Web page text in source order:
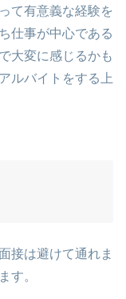
て有意義な経験を
仕事が中心である
大変に感じるかも
ルバイトをする上
接は避けて通れま
す。